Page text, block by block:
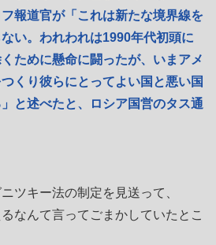
報道官が「これは新たな境界線を
い。われわれは1990年代初頭に
ために懸命に闘ったが、いまアメ
くり彼らにとってよい国と悪い国
と述べたと、ロシア国営のタス通
ツキー法の制定を見送って、
なんて言ってごまかしていたとこ